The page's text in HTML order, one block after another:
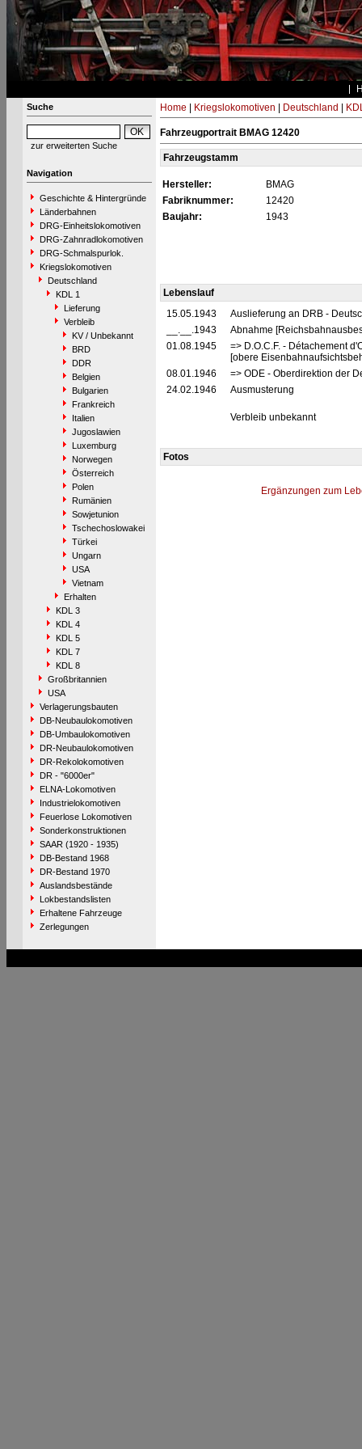
Suche
zur erweiterten Suche
Navigation
Geschichte & Hintergründe
Länderbahnen
DRG-Einheitslokomotiven
DRG-Zahnradlokomotiven
DRG-Schmalspurlok.
Kriegslokomotiven
Deutschland
KDL 1
Lieferung
Verbleib
KV / Unbekannt
BRD
DDR
Belgien
Bulgarien
Frankreich
Italien
Jugoslawien
Luxemburg
Norwegen
Österreich
Polen
Rumänien
Sowjetunion
Tschechoslowakei
Türkei
Ungarn
USA
Vietnam
Erhalten
KDL 3
KDL 4
KDL 5
KDL 7
KDL 8
Großbritannien
USA
Verlagerungsbauten
DB-Neubaulokomotiven
DB-Umbaulokomotiven
DR-Neubaulokomotiven
DR-Rekolokomotiven
DR - "6000er"
ELNA-Lokomotiven
Industrielokomotiven
Feuerlose Lokomotiven
Sonderkonstruktionen
SAAR (1920 - 1935)
DB-Bestand 1968
DR-Bestand 1970
Auslandsbestände
Lokbestandslisten
Erhaltene Fahrzeuge
Zerlegungen
Home Kriegslokomotiven Deutschland
Fahrzeugportrait BMAG 12420
Fahrzeugstamm
Hersteller:
BMAG
Fabriknummer:
12420
Baujahr:
1943
Lebenslauf
15.05.1943
Auslieferung an DRB -
__.__.1943
Abnahme
01.08.1945
=> D.O.C.F. - Détachement
[obere
08.01.1946
=> ODE - Oberdirektion der
24.02.1946
Ausmusterung
Verbleib unbekannt
Fotos
Ergänzungen zum